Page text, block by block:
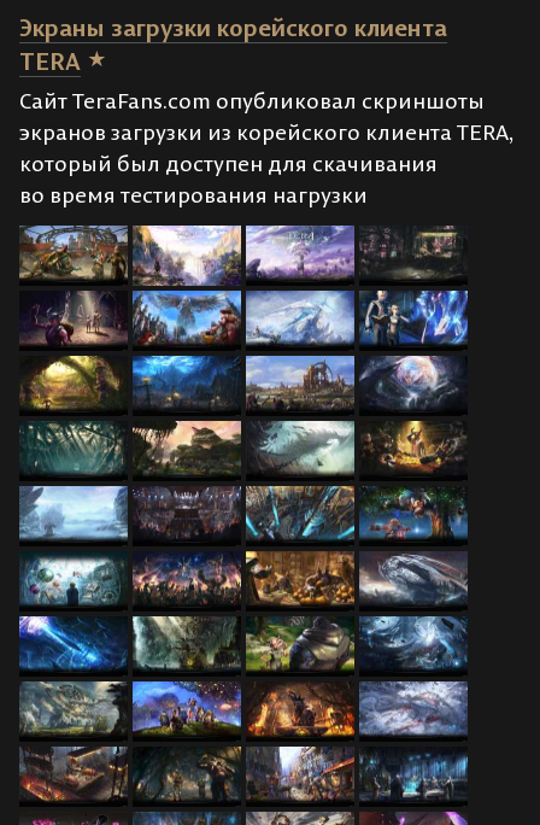
Экраны загрузки корейского клиента
TERA
Сайт TeraFans.com опубликовал скриншоты
экранов загрузки из корейского клиента TERA,
который был доступен для скачивания
во время тестирования нагрузки